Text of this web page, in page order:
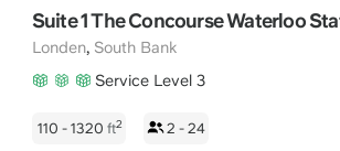
Suite 1 The Concourse Waterloo
Londen, South Bank
Service Level 3
110 - 1320 ft2 2 - 24